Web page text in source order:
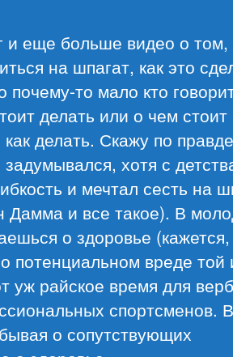
и еще больше видео о том,
на шпагат, как это
то мало кто
делать или о чем стоит
делать. Скажу по
хотя с
и мечтал сесть на
и все такое). В
о здоровье (кажется,
потенциальном вреде той
уж райское время для
спортсменов.
о сопутствующих